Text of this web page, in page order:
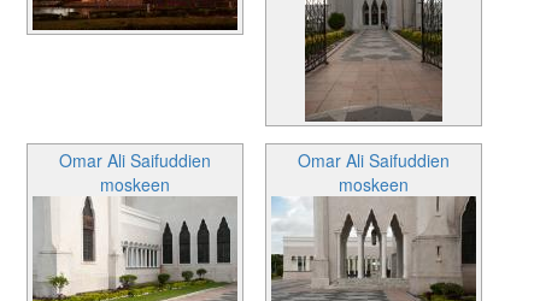
Omar Ali Saifuddien
moskeen
Omar Ali Saifuddien
moskeen